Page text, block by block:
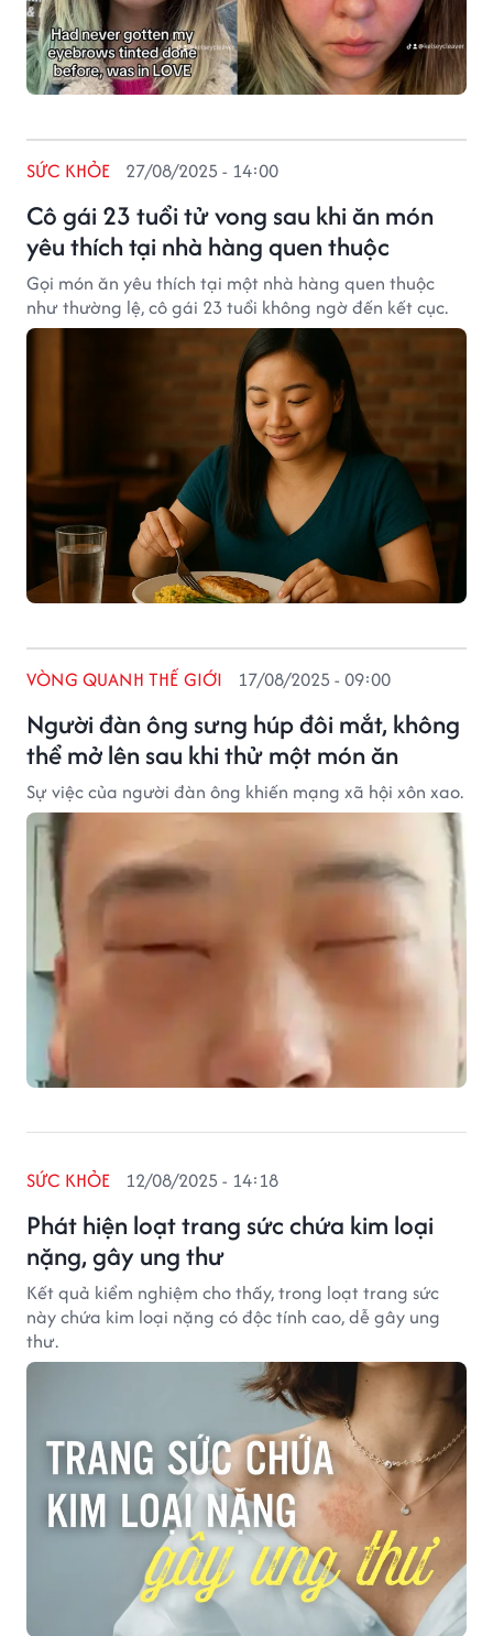
Cô gái 23 tuổi tử vong sau khi ăn món
yêu thích tại nhà hàng quen thuộc
SỨC KHỎE 27/08/2025 - 14:00
Gọi món ăn yêu thích tại một nhà hàng quen thuộc
như thường lệ, cô gái 23 tuổi không ngờ đến kết cục.
Người đàn ông sưng húp đôi mắt, không
thể mở lên sau khi thử một món ăn
VÒNG QUANH THẾ GIỚI 17/08/2025 - 09:00
Sự việc của người đàn ông khiến mạng xã hội xôn xao.
Phát hiện loạt trang sức chứa kim loại
nặng, gây ung thư
SỨC KHỎE 12/08/2025 - 14:18
Kết quả kiểm nghiệm cho thấy, trong loạt trang sức
này chứa kim loại nặng có độc tính cao, dễ gây ung
thư.